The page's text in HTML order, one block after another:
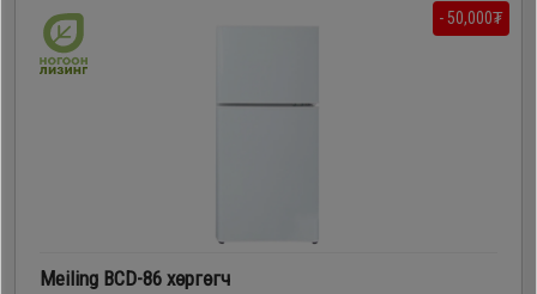
- 50,000₮
Meiling BCD-86 хөргөгч